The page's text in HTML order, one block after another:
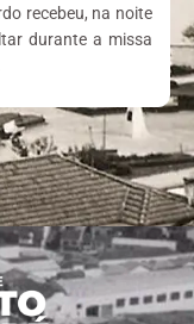
recebeu, na noite
durante a missa